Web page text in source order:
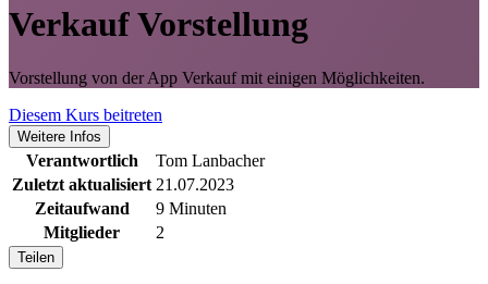
Verkauf Vorstellung
Vorstellung von der App Verkauf mit einigen Möglichkeiten.
Diesem Kurs beitreten
Weitere Infos
Verantwortlich
Tom Lanbacher
Zuletzt aktualisiert 21.07.2023
Zeitaufwand
9 Minuten
Mitglieder
2
Teilen